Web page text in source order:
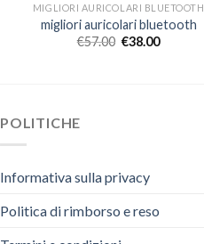
MIGLIORI AURICOLARI BLUETOOTH
migliori auricolari bluetooth
€57.00 €38.00
POLITICHE
Informativa sulla privacy
Politica di rimborso e reso